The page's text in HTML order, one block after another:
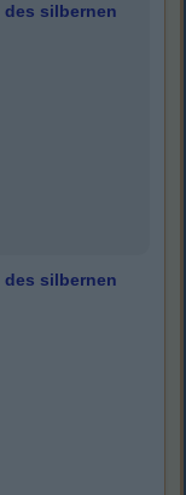
des silbernen
des silbernen